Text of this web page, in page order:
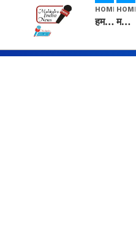
HOME
हम सनातनी..." सांसद kangana Ranaut से क्या बोली लड़की? Viral Jantar-Mantar | CJP protest
HOME
मनीषा हत्याकांड: हत्या, आत्महत्या या कोई बड़ा राज? | Full Story | Josh Haryana